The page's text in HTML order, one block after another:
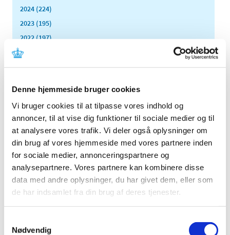
Denne hjemmeside bruger cookies
Vi bruger cookies til at tilpasse vores indhold og
annoncer, til at vise dig funktioner til sociale medier og til
at analysere vores trafik. Vi deler også oplysninger om
din brug af vores hjemmeside med vores partnere inden
for sociale medier, annonceringspartnere og
analysepartnere. Vores partnere kan kombinere disse
data med andre oplysninger, du har givet dem, eller som
de har indsamlet fra din brug af deres tjenester.
Nødvendig
2024 (224)
2023 (195)
2022 (197)
2021 (516)
2020 (263)
2018 (150)
2017 (167)
2016 (167)
2015 (33)
2014 (44)
2013 (49)
2012 (44)
2011 (13)
2009 (14)